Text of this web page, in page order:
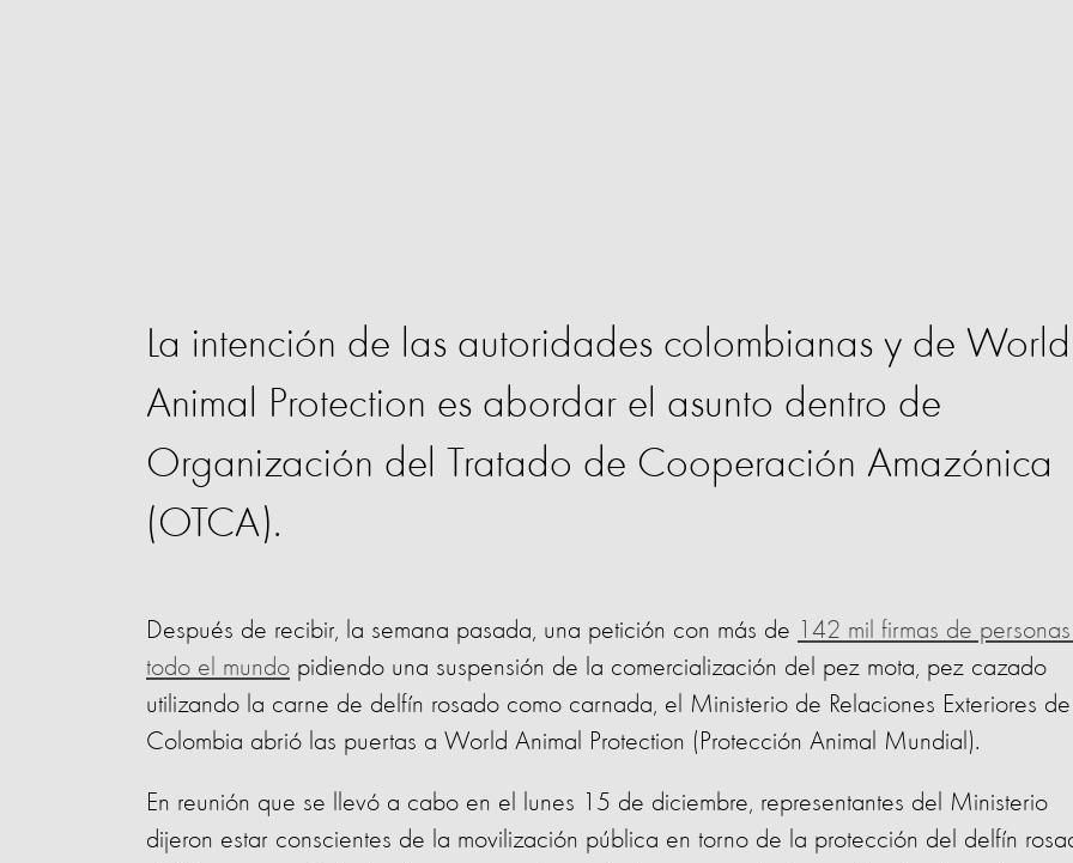
La intención de las autoridades colombianas y de World
Animal Protection es abordar el asunto dentro de
Organización del Tratado de Cooperación Amazónica
(OTCA).
Después de recibir, la semana pasada, una petición con más de
142 mil firmas de
todo el mundo pidiendo una suspensión de la comercialización del pez mota, pez cazado
utilizando la carne de delfín rosado como carnada, el Ministerio de Relaciones Exteriores de
Colombia abrió las puertas a World Animal Protection (Protección Animal Mundial).
En reunión que se llevó a cabo en el lunes 15 de diciembre, representantes del Ministerio
dijeron estar conscientes de la movilización pública en torno de la protección del delfín